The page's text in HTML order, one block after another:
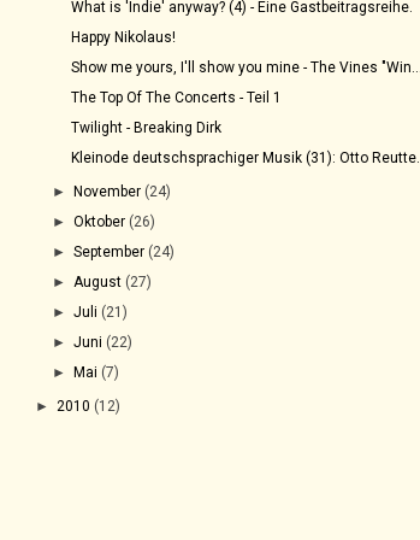
What is 'Indie' anyway? (4) - Eine Gastbeitragsreihe.
Happy Nikolaus!
Show me yours, I'll show you mine - The Vines "Win...
The Top Of The Concerts - Teil 1
Twilight - Breaking Dirk
Kleinode deutschsprachiger Musik (31): Otto Reutte...
►November (24)
►Oktober (26)
►September (24)
► August (27)
►Juli (21)
►Juni (22)
►Mai (7)
► 2010 (12)